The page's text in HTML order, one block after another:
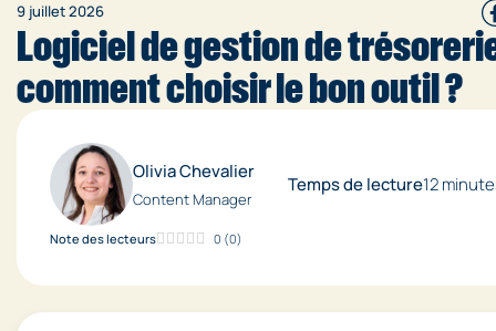
9 juillet 2026
Logiciel de gestion de
comment choisir le bon outil ?
Olivia Chevalier
Content Manager
Temps de lecture12
Note des lecteurs 0 (0)